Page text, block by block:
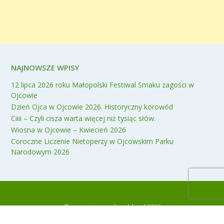
NAJNOWSZE WPISY
12 lipca 2026 roku Małopolski Festiwal Smaku zagości w
Ojcowie
Dzień Ojca w Ojcowie 2026. Historyczny korowód
Ciiii – Czyli cisza warta więcej niż tysiąc słów.
Wiosna w Ojcowie – Kwiecień 2026
Coroczne Liczenie Nietoperzy w Ojcowskim Parku
Narodowym 2026
© www.ojcow.malopolska.pl 2026